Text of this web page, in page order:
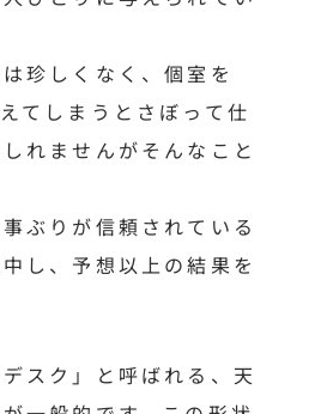
珍しくなく、個室を
てしまうとさぼって仕
れませんがそんなこと
ぶりが信頼されている
し、予想以上の結果を
スク」と呼ばれる、天